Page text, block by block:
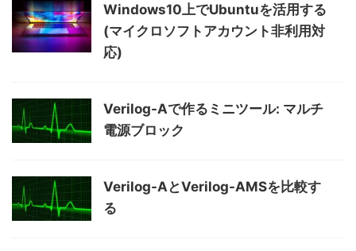
Windows10上でUbuntuを活用する
(マイクロソフトアカウント非利用対
応)
Verilog-Aで作るミニツール: マルチ
電源ブロック
Verilog-AとVerilog-AMSを比較す
る